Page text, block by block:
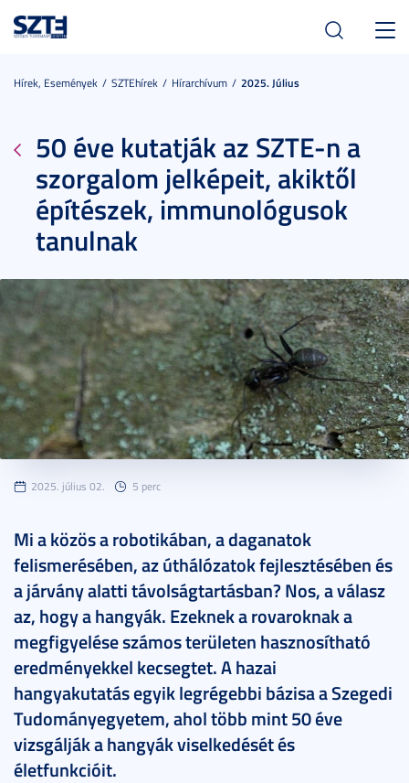
Hírek, Események SZTEhírek Hírarchívum 2025. Július
50 éve kutatják az SZTE-n a
szorgalom jelképeit, akiktől
építészek, immunológusok
tanulnak
2025. július 02. 5 perc
Mi a közös a robotikában, a daganatok
felismerésében, az úthálózatok fejlesztésében és
a járvány alatti távolságtartásban? Nos, a válasz
az, hogy a hangyák. Ezeknek a rovaroknak a
megfigyelése számos területen hasznosítható
eredményekkel kecsegtet. A hazai
hangyakutatás egyik legrégebbi bázisa a Szegedi
Tudományegyetem, ahol több mint 50 éve
vizsgálják a hangyák viselkedését és
életfunkcióit.